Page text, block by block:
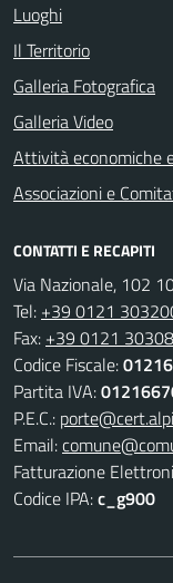
Luoghi
Il Territorio
Galleria Fotografica
Galleria Video
Attività economiche
Associazioni e
CONTATTI E RECAPITI
Via Nazionale, 102
Tel: +39 0121
Fax: +39 0121
Codice Fiscale:
Partita IVA:
P.E.C.:
Email:
Fatturazione
Codice IPA:c_g900